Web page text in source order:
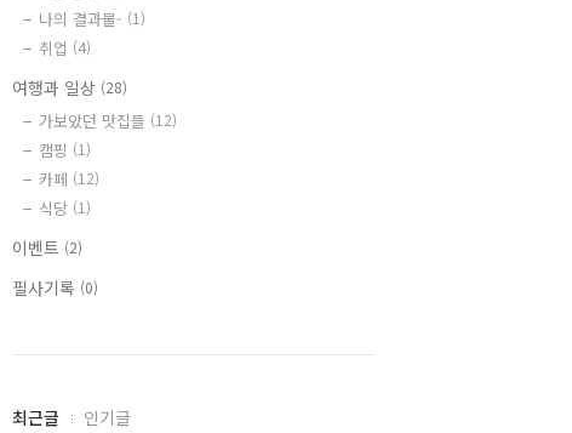
나의 결과물- (1)
취업 (4)
여행과 일상 (28)
가보았던 맛집들 (12)
캠핑 (1)
카페 (12)
식당 (1)
이벤트 (2)
필사기록 (0)
최
최근글 인기글